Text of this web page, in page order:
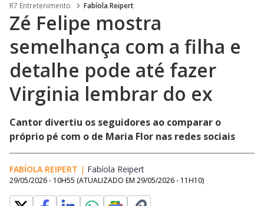
R7 Entretenimento Fabíola Reipert
Zé Felipe mostra
semelhança com a filha e
detalhe pode até fazer
Virginia lembrar do ex
Cantor divertiu os seguidores ao comparar o
próprio pé com o de Maria Flor nas redes sociais
FABÍOLA REIPERT | Fabíola Reipert
29/05/2026 - 10H55 (ATUALIZADO EM 29/05/2026 - 11H10)